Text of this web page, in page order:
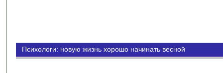
Психологи: новую жизнь хорошо начинать весной